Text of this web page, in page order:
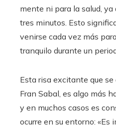
mente ni para la salud, ya
tres minutos. Esto
venirse cada vez más
tranquilo durante un
Esta risa excitante que
Fran Sabal, es algo más
y en muchos casos es
ocurre en su entorno: «Es